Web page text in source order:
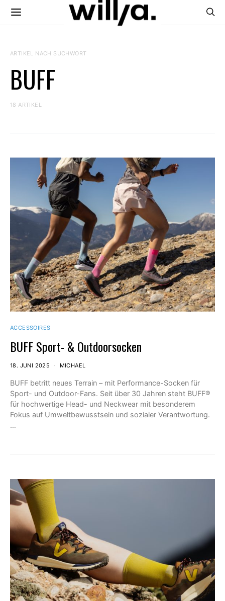
ARTIKEL NACH SUCHWORT
BUFF
18 ARTIKEL
ACCESSOIRES
BUFF Sport- & Outdoorsocken
18. JUNI 2025 MICHAEL
BUFF betritt neues Terrain – mit Performance-Socken für
Sport- und Outdoor-Fans. Seit über 30 Jahren steht BUFF®
für hochwertige Head- und Neckwear mit besonderem
Fokus auf Umweltbewusstsein und sozialer Verantwortung.
…